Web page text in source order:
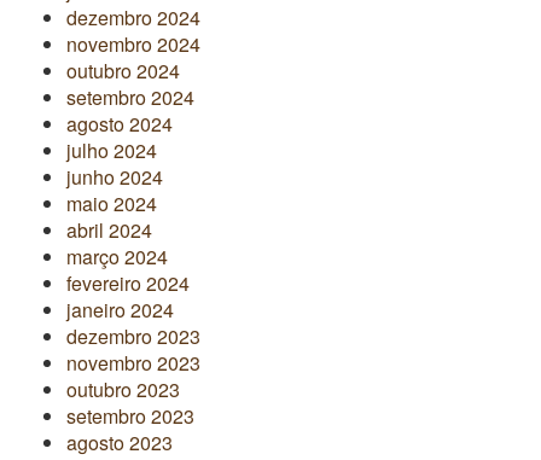
dezembro 2024
novembro 2024
outubro 2024
setembro 2024
agosto 2024
julho 2024
junho 2024
maio 2024
abril 2024
março 2024
fevereiro 2024
janeiro 2024
dezembro 2023
novembro 2023
outubro 2023
setembro 2023
agosto 2023